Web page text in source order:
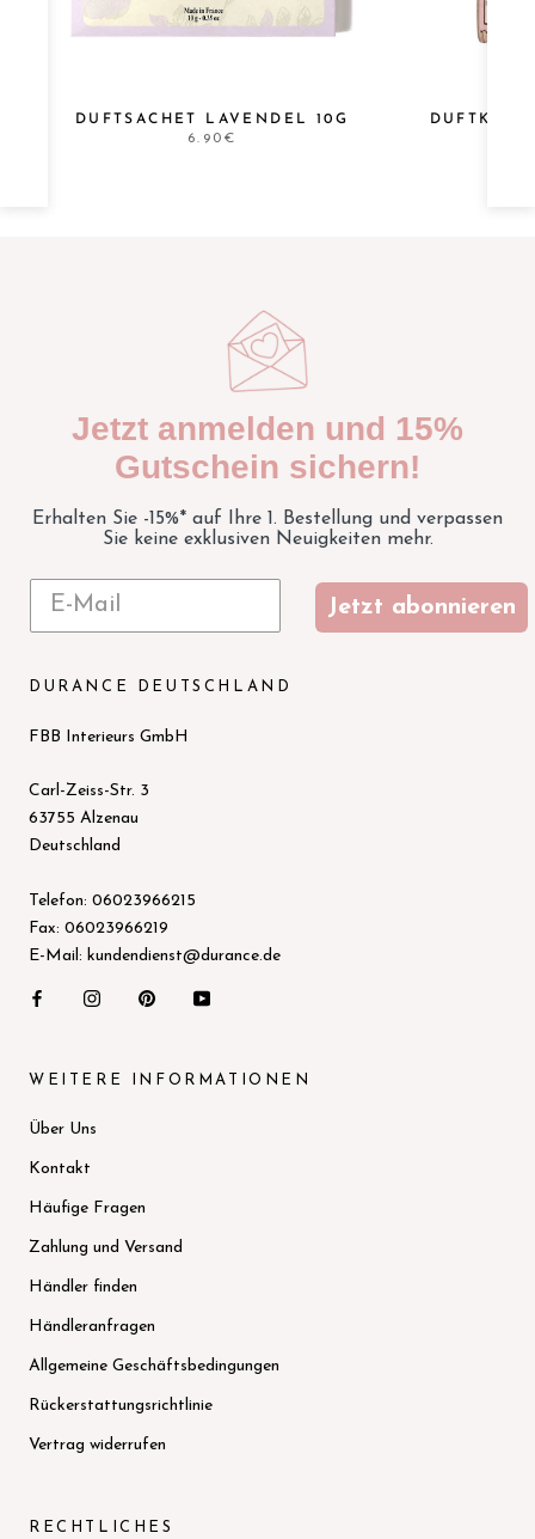
DUFTSACHET LAVENDEL 10G
6.90€
Jetzt anmelden und 15%
Gutschein sichern!
Erhalten Sie -15%* auf Ihre 1. Bestellung und verpassen
Sie keine exklusiven Neuigkeiten mehr.
Jetzt abonnieren
DURANCE DEUTSCHLAND
FBB Interieurs GmbH
Carl-Zeiss-Str. 3
63755 Alzenau
Deutschland
Telefon: 06023966215
Fax: 06023966219
E-Mail: kundendienst@durance.de
WEITERE INFORMATIONEN
Über Uns
Kontakt
Häufige Fragen
Zahlung und Versand
Händler finden
Händleranfragen
Allgemeine Geschäftsbedingungen
Rückerstattungsrichtlinie
Vertrag widerrufen
RECHTLICHES